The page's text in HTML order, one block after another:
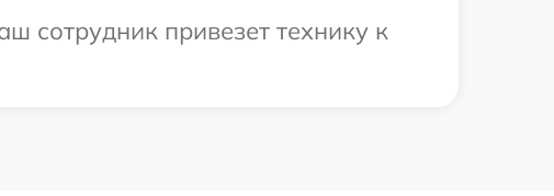
сотрудник привезет технику к